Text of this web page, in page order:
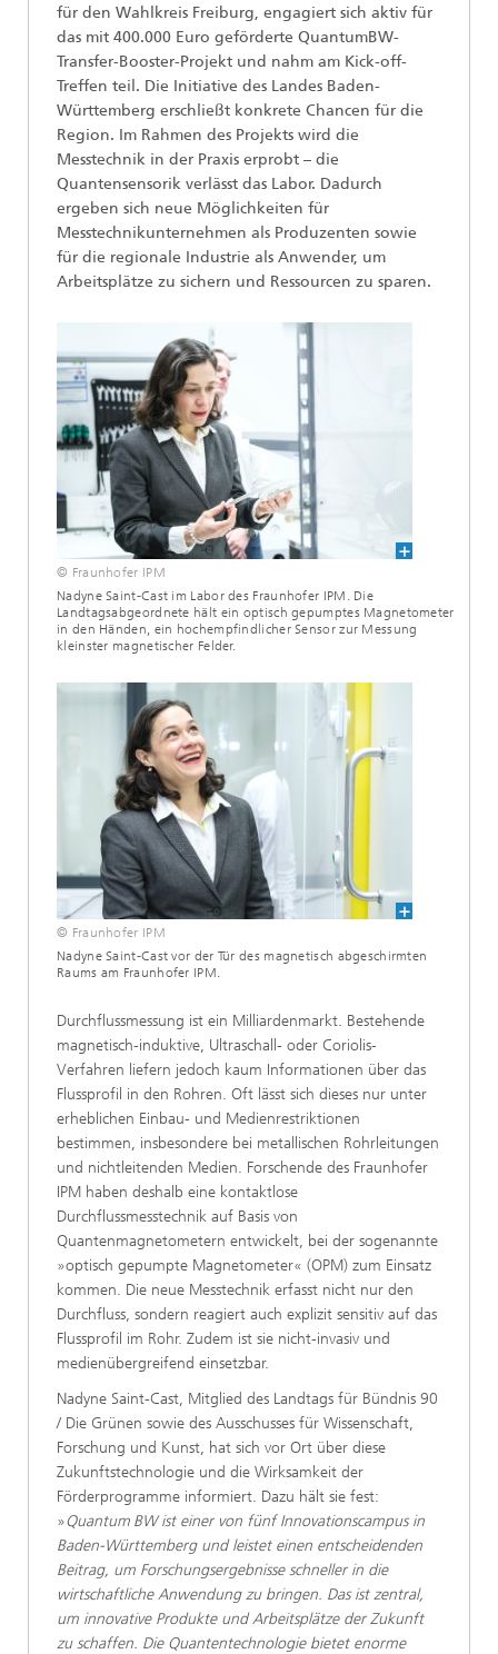
für den Wahlkreis Freiburg, engagiert sich aktiv für
das mit 400.000 Euro geförderte QuantumBW-
Transfer-Booster-Projekt und nahm am Kick-off-
Treffen teil. Die Initiative des Landes Baden-
Württemberg erschließt konkrete Chancen für die
Region. Im Rahmen des Projekts wird die
Messtechnik in der Praxis erprobt – die
Quantensensorik verlässt das Labor. Dadurch
ergeben sich neue Möglichkeiten für
Messtechnikunternehmen als Produzenten sowie
für die regionale Industrie als Anwender, um
Arbeitsplätze zu sichern und Ressourcen zu sparen.
© Fraunhofer IPM
Nadyne Saint-Cast im Labor des Fraunhofer IPM. Die
Landtagsabgeordnete hält ein optisch gepumptes Magnetometer
in den Händen, ein hochempfindlicher Sensor zur Messung
kleinster magnetischer Felder.
© Fraunhofer IPM
Nadyne Saint-Cast vor der Tür des magnetisch abgeschirmten
Raums am Fraunhofer IPM.
Durchflussmessung ist ein Milliardenmarkt. Bestehende
magnetisch-induktive, Ultraschall- oder Coriolis-
Verfahren liefern jedoch kaum Informationen über das
Flussprofil in den Rohren. Oft lässt sich dieses nur unter
erheblichen Einbau- und Medienrestriktionen
bestimmen, insbesondere bei metallischen Rohrleitungen
und nichtleitenden Medien. Forschende des Fraunhofer
IPM haben deshalb eine kontaktlose
Durchflussmesstechnik auf Basis von
Quantenmagnetometern entwickelt, bei der sogenannte
»optisch gepumpte Magnetometer« (OPM) zum Einsatz
kommen. Die neue Messtechnik erfasst nicht nur den
Durchfluss, sondern reagiert auch explizit sensitiv auf das
Flussprofil im Rohr. Zudem ist sie nicht-invasiv und
medienübergreifend einsetzbar.
Nadyne Saint-Cast, Mitglied des Landtags für Bündnis 90
/ Die Grünen sowie des Ausschusses für Wissenschaft,
Forschung und Kunst, hat sich vor Ort über diese
Zukunftstechnologie und die Wirksamkeit der
Förderprogramme informiert. Dazu hält sie fest:
»Quantum BW ist einer von fünf Innovationscampus in
Baden-Württemberg und leistet einen entscheidenden
Beitrag, um Forschungsergebnisse schneller in die
wirtschaftliche Anwendung zu bringen. Das ist zentral,
um innovative Produkte und Arbeitsplätze der Zukunft
zu schaffen. Die Quantentechnologie bietet enorme